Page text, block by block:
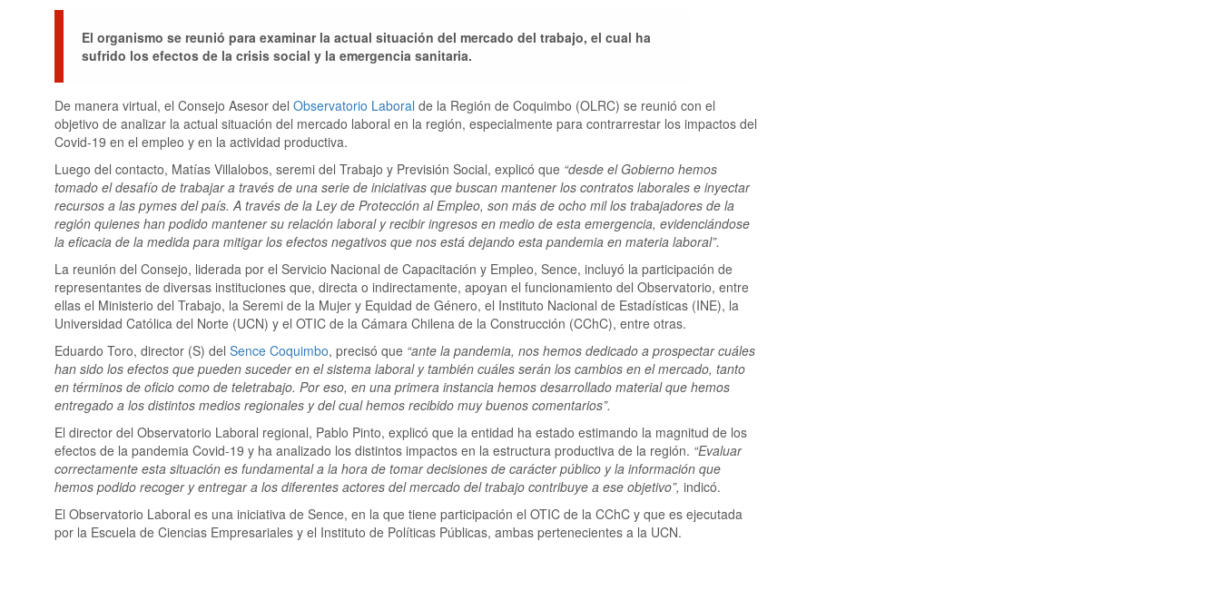
El organismo se reunió para examinar la actual situación del mercado del trabajo, el cual ha
sufrido los efectos de la crisis social y la emergencia sanitaria.
De manera virtual, el Consejo Asesor del Observatorio Laboral de la Región de Coquimbo (OLRC) se reunió con el
objetivo de analizar la actual situación del mercado laboral en la región, especialmente para contrarrestar los impactos del
Covid-19 en el empleo y en la actividad productiva.
Luego del contacto, Matías Villalobos, seremi del Trabajo y Previsión Social, explicó que “desde el Gobierno hemos
tomado el desafío de trabajar a través de una serie de iniciativas que buscan mantener los contratos laborales e inyectar
recursos a las pymes del país. A través de la Ley de Protección al Empleo, son más de ocho mil los trabajadores de la
región quienes han podido mantener su relación laboral y recibir ingresos en medio de esta emergencia, evidenciándose
la eficacia de la medida para mitigar los efectos negativos que nos está dejando esta pandemia en materia laboral”.
La reunión del Consejo, liderada por el Servicio Nacional de Capacitación y Empleo, Sence, incluyó la participación de
representantes de diversas instituciones que, directa o indirectamente, apoyan el funcionamiento del Observatorio, entre
ellas el Ministerio del Trabajo, la Seremi de la Mujer y Equidad de Género, el Instituto Nacional de Estadísticas (INE), la
Universidad Católica del Norte (UCN) y el OTIC de la Cámara Chilena de la Construcción (CChC), entre otras.
Eduardo Toro, director (S) del Sence Coquimbo, precisó que “ante la pandemia, nos hemos dedicado a prospectar cuáles
han sido los efectos que pueden suceder en el sistema laboral y también cuáles serán los cambios en el mercado, tanto
en términos de oficio como de teletrabajo. Por eso, en una primera instancia hemos desarrollado material que hemos
entregado a los distintos medios regionales y del cual hemos recibido muy buenos comentarios”.
El director del Observatorio Laboral regional, Pablo Pinto, explicó que la entidad ha estado estimando la magnitud de los
efectos de la pandemia Covid-19 y ha analizado los distintos impactos en la estructura productiva de la región. “Evaluar
correctamente esta situación es fundamental a la hora de tomar decisiones de carácter público y la información que
hemos podido recoger y entregar a los diferentes actores del mercado del trabajo contribuye a ese objetivo”, indicó.
El Observatorio Laboral es una iniciativa de Sence, en la que tiene participación el OTIC de la CChC y que es ejecutada
por la Escuela de Ciencias Empresariales y el Instituto de Políticas Públicas, ambas pertenecientes a la UCN.